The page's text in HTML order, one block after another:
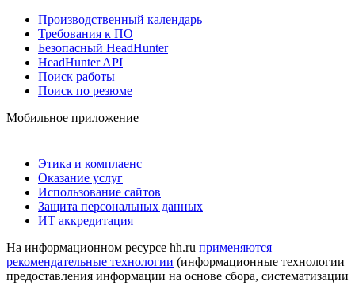
Производственный календарь
Требования к ПО
Безопасный HeadHunter
HeadHunter API
Поиск работы
Поиск по резюме
Мобильное приложение
Этика и комплаенс
Оказание услуг
Использование сайтов
Защита персональных данных
ИТ аккредитация
На информационном ресурсе hh.ru применяются
рекомендательные технологии (информационные технологии
предоставления информации на основе сбора, систематизации